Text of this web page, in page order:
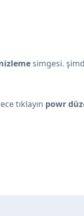
simgesi.
tıklayın powr